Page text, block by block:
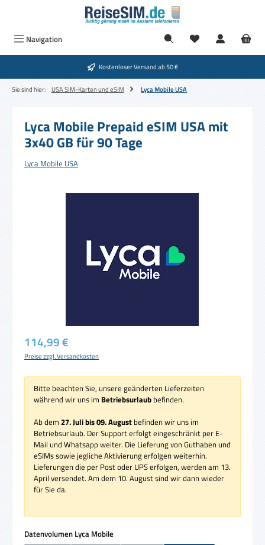
Zum Hauptinhalt springen
Navigation
Kostenloser Versand ab 50 €
Sie sind hier: USA SIM-Karten und eSIM Lyca Mobile USA
Lyca Mobile Prepaid eSIM USA mit
3x40 GB für 90 Tage
Lyca Mobile USA
Regulärer Preis:
114,99 €
Preise zzgl. Versandkosten
Bitte beachten Sie, unsere geänderten Lieferzeiten
während wir uns im Betriebsurlaub befinden.
Ab dem 27. Juli bis 09. August befinden wir uns im
Betriebsurlaub. Der Support erfolgt eingeschränkt per E-
Mail und Whatsapp weiter. Die Lieferung von Guthaben und
eSIMs sowie jegliche Aktivierung erfolgen weiterhin.
Lieferungen die per Post oder UPS erfolgen, werden am 13.
April versendet. Am dem 10. August sind wir dann wieder
für Sie da.
Datenvolumen Lyca Mobile